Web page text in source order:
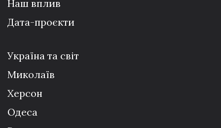
Наш вплив
Дата-проєкти
Україна та світ
Миколаїв
Херсон
Одеса